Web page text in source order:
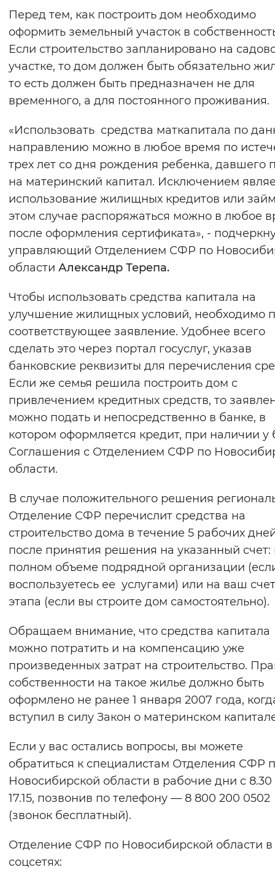
Перед тем, как построить дом необходимо
оформить земельный участок в
Если строительство запланировано на
участке, то дом должен быть обязательно
то есть должен быть предназначен не для
временного, а для постоянного проживания.
«Использовать средства маткапитала по
направлению можно в любое время по
трех лет со дня рождения ребенка, давшего
на материнский капитал. Исключением
использование жилищных кредитов или
этом случае распоряжаться можно в любое
после оформления сертификата», -
управляющий Отделением СФР по
области Александр Терепа.
Чтобы использовать средства капитала на
улучшение жилищных условий, необходимо
соответствующее заявление. Удобнее всего
сделать это через портал госуслуг, указав
банковские реквизиты для перечисления
Если же семья решила построить дом с
привлечением кредитных средств, то
можно подать и непосредственно в банке, в
котором оформляется кредит, при наличии у
Соглашения с Отделением СФР по
области.
В случае положительного решения
Отделение СФР перечислит средства на
строительство дома в течение 5 рабочих
после принятия решения на указанный счет:
полном объеме подрядной организации
воспользуетесь ее услугами) или на ваш
этапа (если вы строите дом самостоятельно).
Обращаем внимание, что средства капитала
можно потратить и на компенсацию уже
произведенных затрат на строительство.
собственности на такое жилье должно быть
оформлено не ранее 1 января 2007 года,
вступил в силу Закон о материнском
Если у вас остались вопросы, вы можете
обратиться к специалистам Отделения СФР
Новосибирской области в рабочие дни c 8.30
17.15, позвонив по телефону — 8 800 200 0502
(звонок бесплатный).
Отделение СФР по Новосибирской области в
соцсетях: